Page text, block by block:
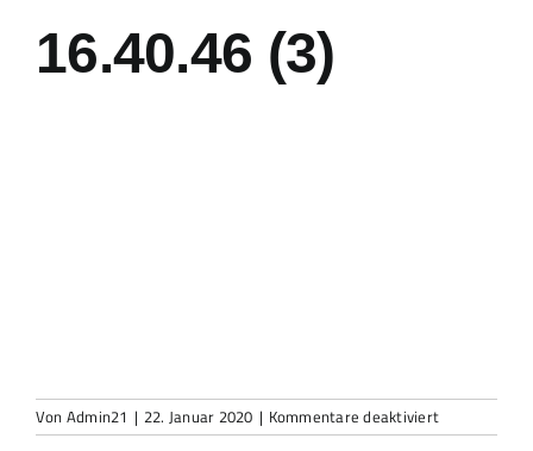
16.40.46 (3)
Von Admin21 | 22. Januar 2020 | Kommentare deaktiviertfür
WhatsApp